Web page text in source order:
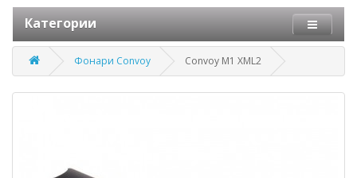
Категории
Фонари Convoy Convoy M1 XML2